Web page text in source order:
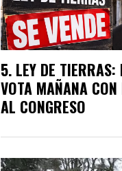
LEY DE TIERRAS:
VOTA MAÑANA
AL CONGRESO